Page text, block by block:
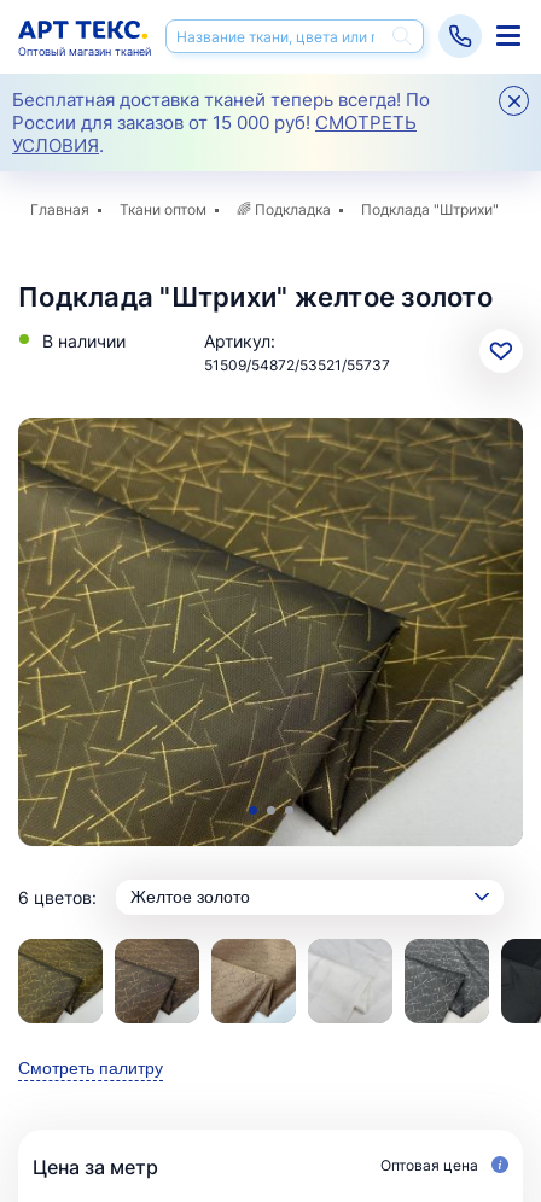
Бесплатная доставка тканей теперь всегда! По
России для заказов от 15 000 руб! СМОТРЕТЬ
УСЛОВИЯ.
Оптовый магазин тканей
Главная Ткани оптом 🌈 Подкладка Подклада "Штрихи"
Подклада "Штрихи" желтое золото
В наличии Артикул:
51509/54872/53521/55737
6 цветов: Желтое золото
Смотреть палитру
Цена за метр Оптовая цена